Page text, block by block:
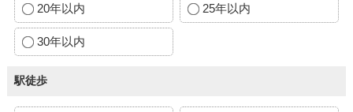
20年以内 25年以内
30年以内
駅徒歩